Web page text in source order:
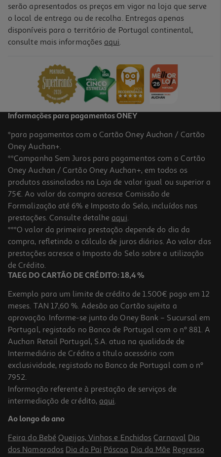
Cerveja Sagres Com Álcool Lata 0.50l (sdr)
Price reduced from
+0,10 € Depósito
-35%
1.0
Cerveja Super Bock Lata 24x0.33l (sdr)
1.94 €/Lt
Price reduced from
23,76 €to
15,36 €
Promoção
Cerveja Cristal Com Álcool 6x0.33l
1.81 €/Lt
3,59 €
serão apresentados os preços em vigor na loja que serve
o local de entrega ou de recolha. Entregas apenas
disponíveis para o território de Portugal continental,
consulte mais informações aqui.
Informações para pagamentos ONEY
*para pagamentos com o Cartão Oney Auchan / Cartão
Oney Auchan+.
**Campanha Sem Juros para pagamentos com o Cartão
Oney Auchan / Cartão Oney Auchan+, em todos os
produtos assinalados na Loja de valor igual ou superior a
75€. Ao valor da compra acresce Comissão de
Formalização até 6% e Imposto do Selo, incluídos nas
prestações. Consulte detalhe aqui.
***O valor da primeira prestação depende do dia da
compra, refletindo o cálculo de juros diários. Ao valor das
prestações acresce o Imposto do Selo sobre a utilização
de Crédito.
TAEG DO CARTÃO DE CRÉDITO: 18,4 %
Exemplo para um limite de crédito de 1.500€ pago em 12
meses. TAN 17,60 %. Adesão ao Cartão sujeita a
aprovação. Informe-se junto do Oney Bank – Sucursal em
Portugal, registado no Banco de Portugal com o nº 881. A
Auchan Retail Portugal, S.A. atua na qualidade de
Intermediário de Crédito a título acessório com
exclusividade, registado no Banco de Portugal com o nº
7952.
Informação referente à prestação de serviços de
intermediação de crédito, aqui.
Ao longo do ano
Feira do Bebé Queijos, Vinhos e Enchidos Carnaval Dia
dos Namorados Dia do Pai Páscoa Dia da Mãe Regresso